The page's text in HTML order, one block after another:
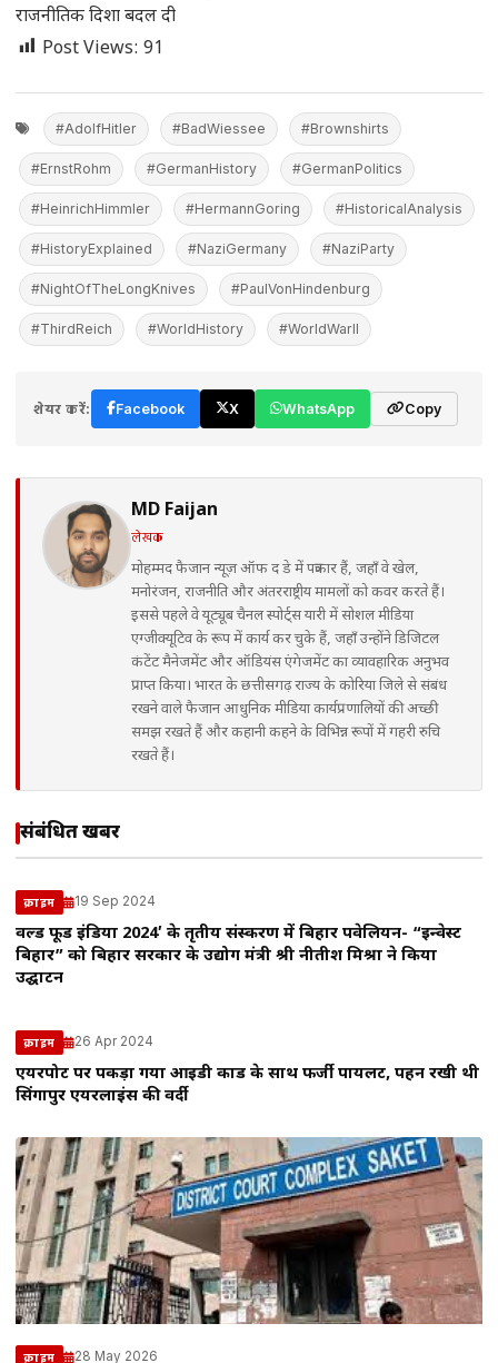
राजनीतिक दिशा बदल दी
Post Views: 91
#AdolfHitler #BadWiessee #Brownshirts
#ErnstRohm #GermanHistory #GermanPolitics
#HeinrichHimmler #HermannGoring #HistoricalAnalysis
#HistoryExplained #NaziGermany #NaziParty
#NightOfTheLongKnives #PaulVonHindenburg
#ThirdReich #WorldHistory #WorldWarII
शेयर करें: Facebook X WhatsApp Copy
MD Faijan
लेखक
मोहम्मद फैजान न्यूज़ ऑफ द डे में पत्रकार हैं, जहाँ वे खेल,
मनोरंजन, राजनीति और अंतरराष्ट्रीय मामलों को कवर करते हैं।
इससे पहले वे यूट्यूब चैनल स्पोर्ट्स यारी में सोशल मीडिया
एग्जीक्यूटिव के रूप में कार्य कर चुके हैं, जहाँ उन्होंने डिजिटल
कंटेंट मैनेजमेंट और ऑडियंस एंगेजमेंट का व्यावहारिक अनुभव
प्राप्त किया। भारत के छत्तीसगढ़ राज्य के कोरिया जिले से संबंध
रखने वाले फैजान आधुनिक मीडिया कार्यप्रणालियों की अच्छी
समझ रखते हैं और कहानी कहने के विभिन्न रूपों में गहरी रुचि
रखते हैं।
संबंधित खबरें
क्राइम 19 Sep 2024
वर्ल्ड फूड इंडिया 2024′ के तृतीय संस्करण में बिहार पवेलियन- “इन्वेस्ट
बिहार” को बिहार सरकार के उद्योग मंत्री श्री नीतीश मिश्रा ने किया
उद्घाटन
क्राइम 26 Apr 2024
एयरपोर्ट पर पकड़ा गया आईडी कार्ड के साथ फर्जी पायलट, पहन रखी थी
सिंगापुर एयरलाइंस की वर्दी
क्राइम 28 May 2026